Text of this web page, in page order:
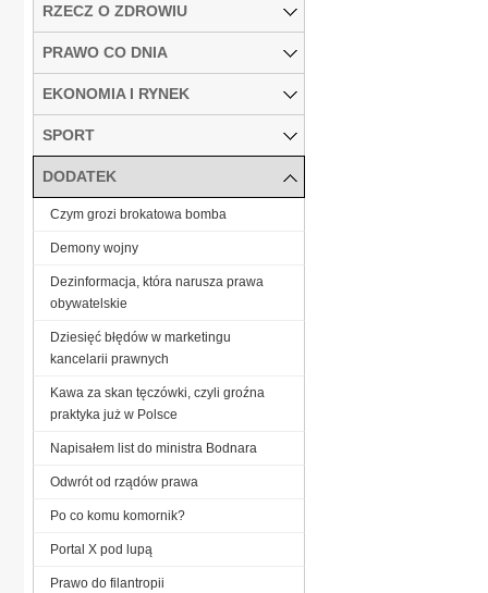
RZECZ O ZDROWIU
PRAWO CO DNIA
EKONOMIA I RYNEK
SPORT
DODATEK
Czym grozi brokatowa bomba
Demony wojny
Dezinformacja, która narusza prawa
obywatelskie
Dziesięć błędów w marketingu
kancelarii prawnych
Kawa za skan tęczówki, czyli groźna
praktyka już w Polsce
Napisałem list do ministra Bodnara
Odwrót od rządów prawa
Po co komu komornik?
Portal X pod lupą
Prawo do filantropii